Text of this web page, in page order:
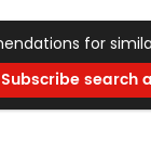
for
Subscribe search